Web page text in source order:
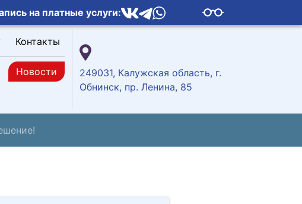
на платные услуги:
Контакты
Новости
249031, Калужская область, г.
Обнинск, пр. Ленина, 85